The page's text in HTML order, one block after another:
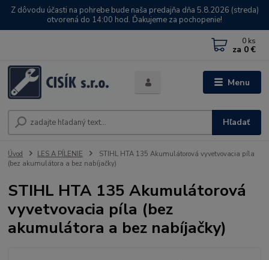
Z dôvodu účasti na pohrebe bude naša predajňa dňa 5.8.2026 (streda)
otvorená do 14:00 hod. Ďakujeme za pochopenie!
Menu
Hľadať
0 ks
za 0 €
Úvod LES A PÍLENIE
STIHL HTA 135 Akumulátorová vyvetvovacia píla
(bez akumulátora a bez nabíjačky)
STIHL HTA 135 Akumulátorová
vyvetvovacia píla (bez
akumulátora a bez nabíjačky)